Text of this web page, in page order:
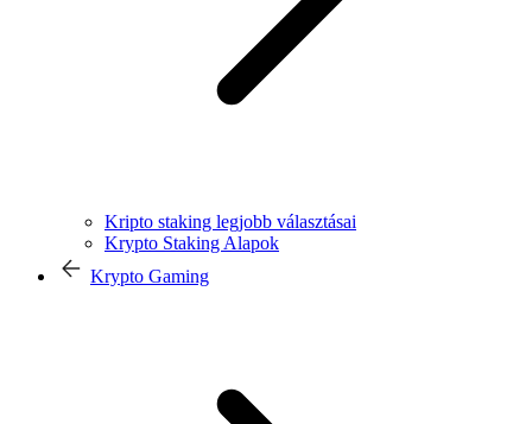
Kripto staking legjobb választásai
Krypto Staking Alapok
Krypto Gaming